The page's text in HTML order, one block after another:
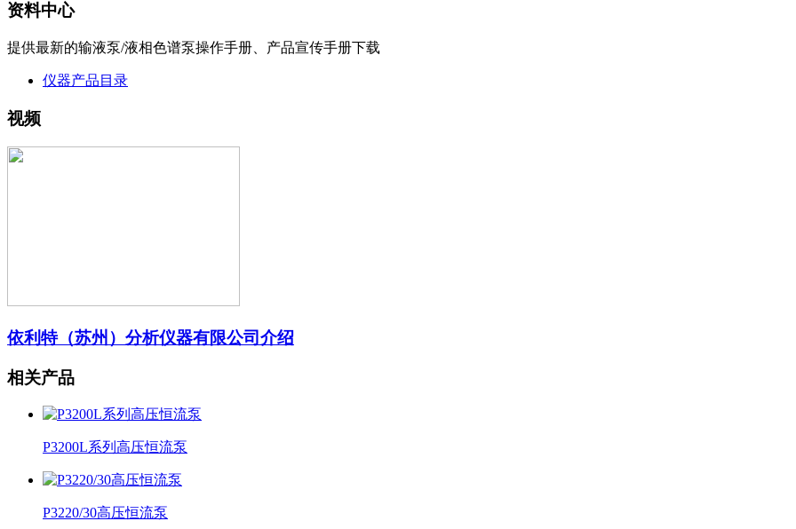
资料中心
提供最新的输液泵/液相色谱泵操作手册、产品宣传手册下载
仪器产品目录
视频
依利特（苏州）分析仪器有限公司介绍
相关产品
P3200L系列高压恒流泵
P3220/30高压恒流泵